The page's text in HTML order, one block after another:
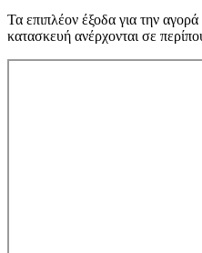
Τα επιπλέον έξοδα για την
κατασκευή ανέρχονται σε